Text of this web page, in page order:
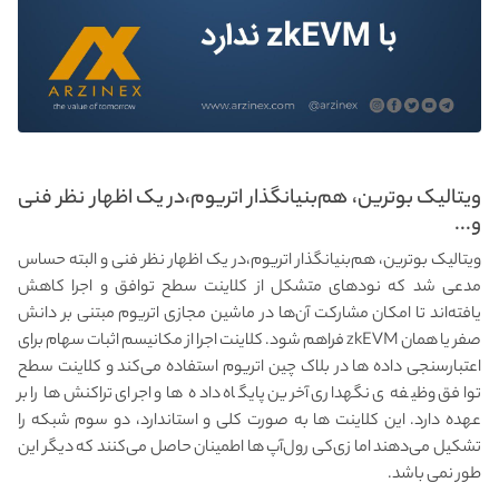
ویتالیک بوترین، هم‌بنیانگذار اتریوم،در یک اظهار نظر فنی
و...
ویتالیک بوترین، هم‌بنیانگذار اتریوم،در یک اظهار نظر فنی و البته حساس
مدعی شد که نودهای متشکل از کلاینت‌ سطح توافق و اجرا کاهش
یافته‌اند تا امکان مشارکت آن‌ها در ماشین مجازی اتریوم مبتنی بر دانش
صفر یا همان zkEVM فراهم شود. کلاینت اجرا از مکانیسم اثبات سهام برای
اعتبارسنجی داده‌ ها در بلاک چین اتریوم استفاده می‌کند و کلاینت سطح
توافق وظیفه ی نگهداری آخرین پایگاه داده‌ ها و اجرای تراکنش‌ها را بر
عهده دارد. این کلاینت‌ ها به صورت کلی و استاندارد، دو سوم شبکه را
تشکیل می‌دهند اما زی‌کی رول‌آپ‌ ها اطمینان حاصل می‌کنند که دیگر این
طور نمی باشد.